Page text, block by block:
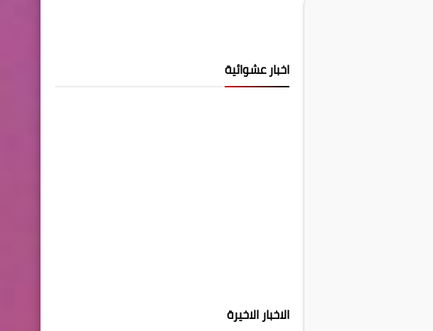
اخبار عشوائية
الاخبار الاخيرة